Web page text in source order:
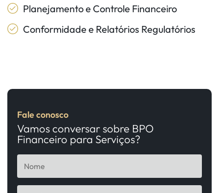
Planejamento e Controle Financeiro
Conformidade e Relatórios Regulatórios
Fale conosco
Vamos conversar sobre BPO
Financeiro para Serviços?